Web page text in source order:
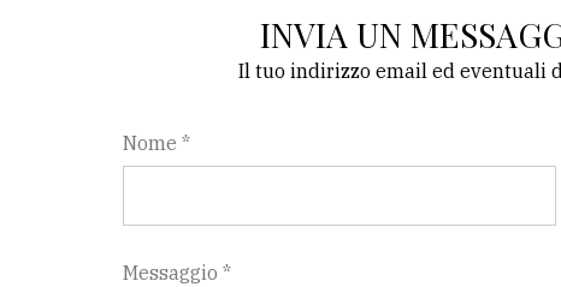
INVIA UN
Il tuo indirizzo email ed eventuali
Nome *
Messaggio *